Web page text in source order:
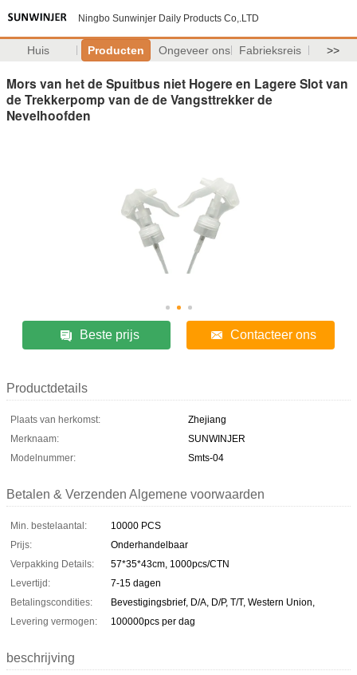
Ningbo Sunwinjer Daily Products Co,.LTD
Huis Producten Ongeveer ons Fabrieksreis >>
Mors van het de Spuitbus niet Hogere en Lagere Slot van
de Trekkerpomp van de de Vangsttrekker de
Nevelhoofden
Beste prijs Contacteer ons
Productdetails
Plaats van herkomst:
Zhejiang
Merknaam:
SUNWINJER
Modelnummer:
Smts-04
Betalen & Verzenden Algemene voorwaarden
Min. bestelaantal:
10000 PCS
Prijs:
Onderhandelbaar
Verpakking Details:
57*35*43cm, 1000pcs/CTN
Levertijd:
7-15 dagen
Betalingscondities:
Bevestigingsbrief, D/A, D/P, T/T, Western Union,
Levering vermogen:
100000pcs per dag
beschrijving